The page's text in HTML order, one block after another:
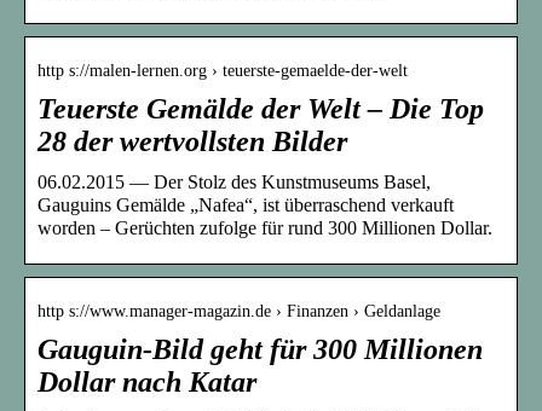
http s://malen-lernen.org › teuerste-gemaelde-der-welt
Teuerste Gemälde der Welt – Die Top
28 der wertvollsten Bilder
06.02.2015 — Der Stolz des Kunstmuseums Basel,
Gauguins Gemälde „Nafea“, ist überraschend verkauft
worden – Gerüchten zufolge für rund 300 Millionen Dollar.
http s://www.manager-magazin.de › Finanzen › Geldanlage
Gauguin-Bild geht für 300 Millionen
Dollar nach Katar